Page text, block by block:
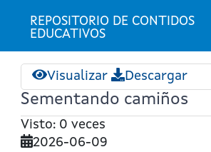
REPOSITORIO DE CONTIDOS
EDUCATIVOS
Visualizar Descargar
Sementando camiños
Visto: 0 veces
2026-06-09